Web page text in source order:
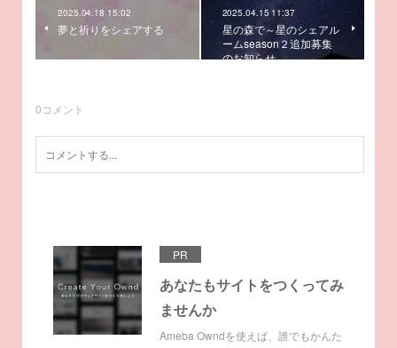
2025.04.18 15:02
夢と祈りをシェアする
2025.04.15 11:37
星の森で～星のシェアル
ームseason２追加募集
のお知らせ。
0コメント
PR
あなたもサイトをつくってみ
ませんか
Ameba Owndを使えば、誰でもかんた